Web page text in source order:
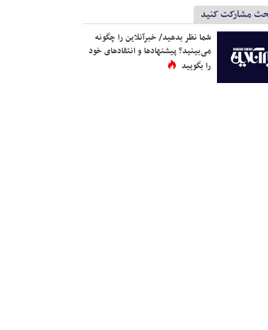
مشارکت کنید
شما نظر بدهید/ خبرآنلاین را چگونه
می‌بینید؟ پیشنهادها و انتقادهای خود
را بگویید